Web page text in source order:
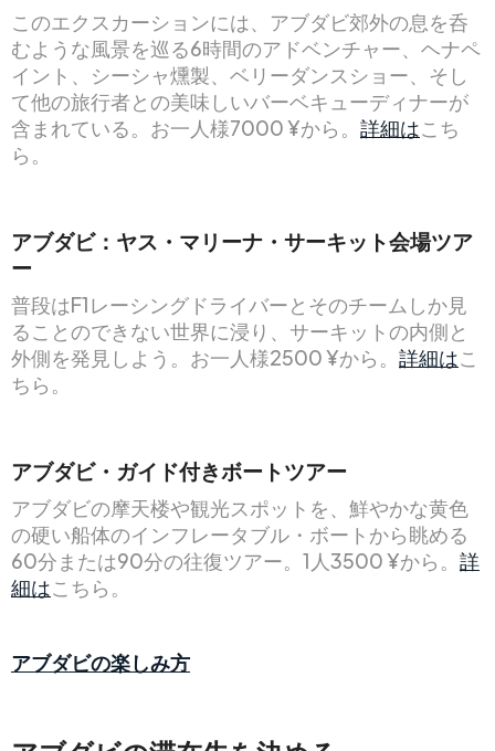
このエクスカーションには、アブダビ郊外の息を呑
むような風景を巡る6時間のアドベンチャー、ヘナペ
イント、シーシャ燻製、ベリーダンスショー、そし
て他の旅行者との美味しいバーベキューディナーが
含まれている。お一人様7000 ¥から。 詳細はこち
ら。
アブダビ：ヤス・マリーナ・サーキット会場ツア
ー
普段はF1レーシングドライバーとそのチームしか見
ることのできない世界に浸り、サーキットの内側と
外側を発見しよう。お一人様2500 ¥から。 詳細はこ
ちら。
アブダビ・ガイド付きボートツアー
アブダビの摩天楼や観光スポットを、鮮やかな黄色
の硬い船体のインフレータブル・ボートから眺める
60分または90分の往復ツアー。1人3500 ¥から。 詳
細はこちら。
アブダビの楽しみ方